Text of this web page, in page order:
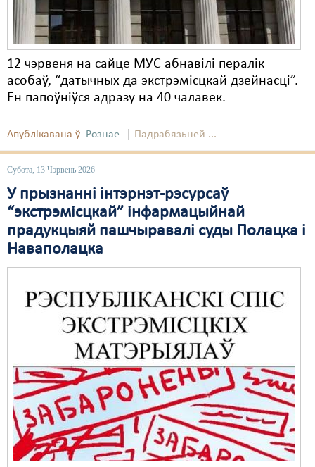
12 чэрвеня на сайце МУС абнавілі пералік
асобаў, “датычных да экстрэмісцкай дзейнасці”.
Ен папоўніўся адразу на 40 чалавек.
Апублікавана ў Рознае Падрабязьней ...
Субота, 13 Чэрвень 2026
У прызнанні інтэрнэт-рэсурсаў
“экстрэмісцкай” інфармацыйнай
прадукцыяй пашчыравалі суды Полацка і
Наваполацка